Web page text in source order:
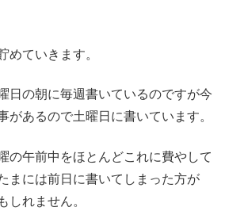
めていきます。
日の朝に毎週書いているのですが今
があるので土曜日に書いています。
の午前中をほとんどこれに費やして
まには前日に書いてしまった方が
しれません。